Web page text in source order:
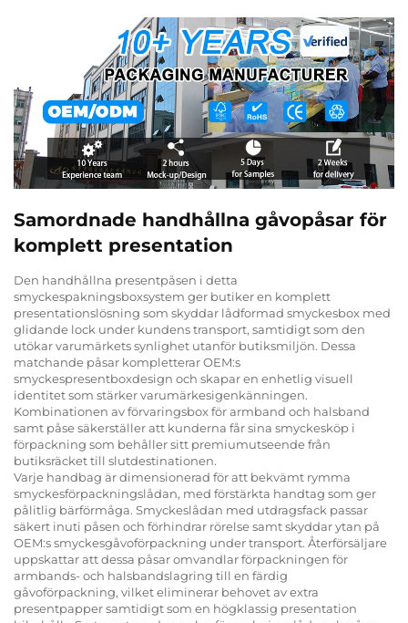
Samordnade handhållna gåvopåsar för
komplett presentation
Den handhållna presentpåsen i detta
smyckespakningsboxsystem ger butiker en komplett
presentationslösning som skyddar lådformad smyckesbox med
glidande lock under kundens transport, samtidigt som den
utökar varumärkets synlighet utanför butiksmiljön. Dessa
matchande påsar kompletterar OEM:s
smyckespresentboxdesign och skapar en enhetlig visuell
identitet som stärker varumärkesigenkänningen.
Kombinationen av förvaringsbox för armband och halsband
samt påse säkerställer att kunderna får sina smyckesköp i
förpackning som behåller sitt premiumutseende från
butiksräcket till slutdestinationen.
Varje handbag är dimensionerad för att bekvämt rymma
smyckesförpackningslådan, med förstärkta handtag som ger
pålitlig bärförmåga. Smyckeslådan med utdragsfack passar
säkert inuti påsen och förhindrar rörelse samt skyddar ytan på
OEM:s smyckesgåvoförpackning under transport. Återförsäljare
uppskattar att dessa påsar omvandlar förpackningen för
armbands- och halsbandslagring till en färdig
gåvoförpackning, vilket eliminerar behovet av extra
presentpapper samtidigt som en högklassig presentation